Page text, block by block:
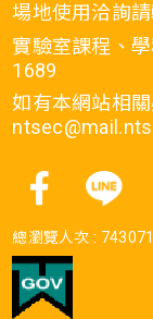
場地使用洽詢
實驗室課程、
1689
如有本網站相
總瀏覽人次 :